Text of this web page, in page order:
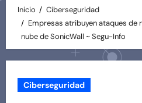
Inicio
Ciberseguridad
Empresas atribuyen ataques de
nube de SonicWall ~ Segu-Info
Ciberseguridad